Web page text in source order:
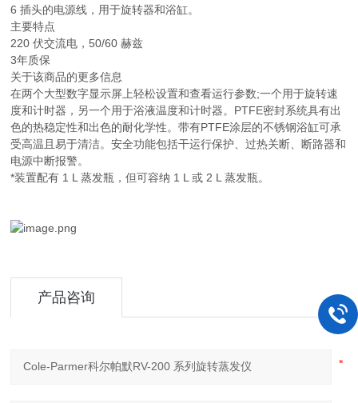
6 插头的电源线，用于旋转器和浴缸。
主要特点
220 伏交流电，50/60 赫兹
3年质保
关于该商品的更多信息
在两个大型数字显示屏上轻松设置和查看运行参数;一个用于旋转速
度和计时器，另一个用于浴液温度和计时器。PTFE密封系统具有出
色的热稳定性和出色的耐化学性。带有PTFE涂层的不锈钢浴缸可承
受高温且易于清洁。安全功能包括干运行保护、过热关断、断路器和
电源中断报警。
*装置配有 1 L 蒸发瓶，但可容纳 1 L 或 2 L 蒸发瓶。
产品咨询